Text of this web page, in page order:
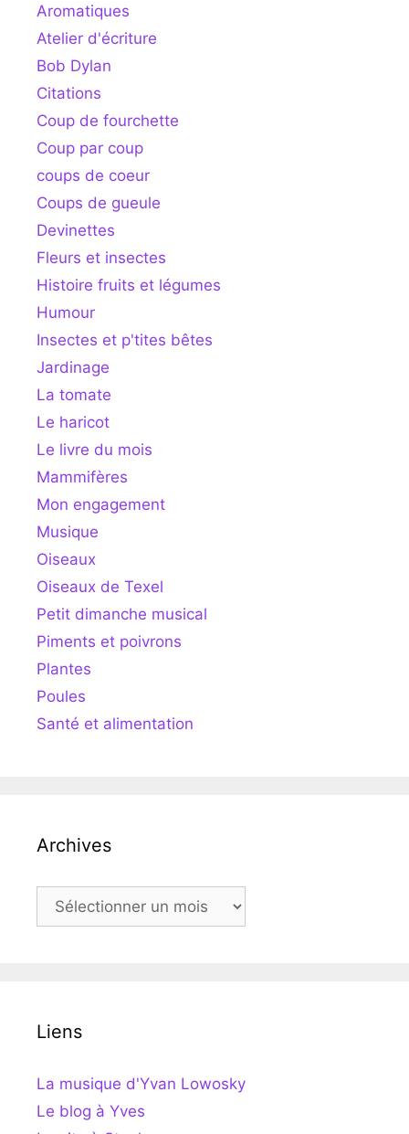
Aromatiques
Atelier d'écriture
Bob Dylan
Citations
Coup de fourchette
Coup par coup
coups de coeur
Coups de gueule
Devinettes
Fleurs et insectes
Histoire fruits et légumes
Humour
Insectes et p'tites bêtes
Jardinage
La tomate
Le haricot
Le livre du mois
Mammifères
Mon engagement
Musique
Oiseaux
Oiseaux de Texel
Petit dimanche musical
Piments et poivrons
Plantes
Poules
Santé et alimentation
Archives
Archives
Liens
La musique d'Yvan Lowosky
Le blog à Yves